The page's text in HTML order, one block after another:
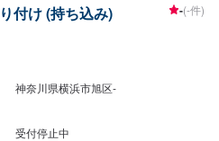
付け (持ち込み) -(-件)
神奈川県横浜市旭区-
受付停止中